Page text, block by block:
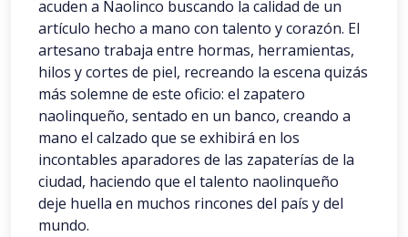
acuden a Naolinco buscando la calidad de un
artículo hecho a mano con talento y corazón. El
artesano trabaja entre hormas, herramientas,
hilos y cortes de piel, recreando la escena quizás
más solemne de este oficio: el zapatero
naolinqueño, sentado en un banco, creando a
mano el calzado que se exhibirá en los
incontables aparadores de las zapaterías de la
ciudad, haciendo que el talento naolinqueño
deje huella en muchos rincones del país y del
mundo.